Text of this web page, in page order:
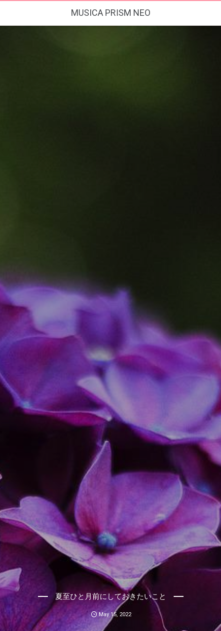
MUSICA PRISM NEO
夏至ひと月前にしておきたいこと
May 15, 2022